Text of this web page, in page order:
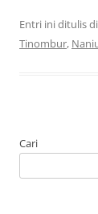
Entri ini ditulis di
Tinombur,
Cari